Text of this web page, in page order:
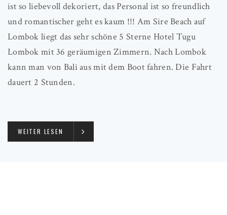
ist so liebevoll dekoriert, das Personal ist so freundlich
und romantischer geht es kaum !!! Am Sire Beach auf
Lombok liegt das sehr schöne 5 Sterne Hotel Tugu
Lombok mit 36 geräumigen Zimmern. Nach Lombok
kann man von Bali aus mit dem Boot fahren. Die Fahrt
dauert 2 Stunden.
WEITER LESEN